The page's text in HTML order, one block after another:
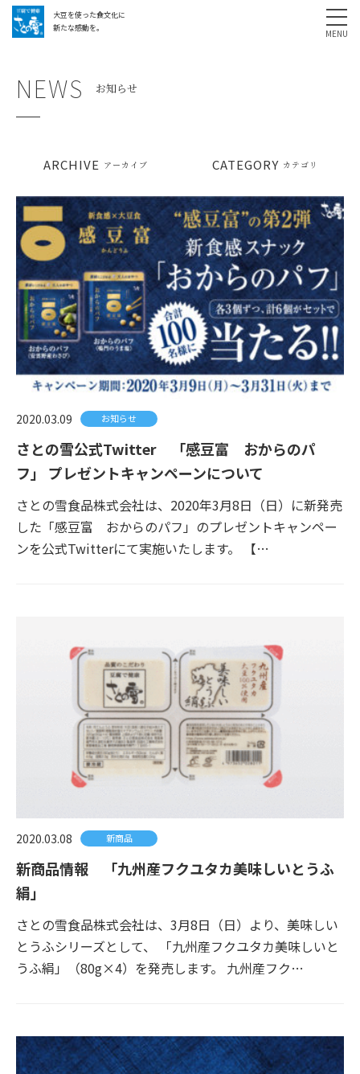
大豆を使った食文化に
新たな感動を。
採用情報
NEWS お知らせ
ARCHIVE アーカイブ CATEGORY カテゴリ
2020.03.09 お知らせ
さとの雪公式Twitter 「感豆富 おからのパ
フ」 プレゼントキャンペーンについて
さとの雪食品株式会社は、2020年3月8日（日）に新発売
した「感豆富 おからのパフ」のプレゼントキャンペー
ンを公式Twitterにて実施いたします。 【…
2020.03.08 新商品
新商品情報 「九州産フクユタカ美味しいとうふ
絹」
さとの雪食品株式会社は、3月8日（日）より、美味しい
とうふシリーズとして、 「九州産フクユタカ美味しいと
うふ絹」（80g×4）を発売します。 九州産フク…